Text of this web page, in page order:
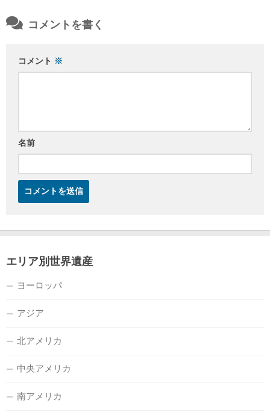
コメントを書く
コメント ※
名前
エリア別世界遺産
ヨーロッパ
アジア
北アメリカ
中央アメリカ
南アメリカ